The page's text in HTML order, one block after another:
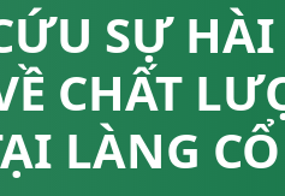
SỰ
CHẤT
LÀNG